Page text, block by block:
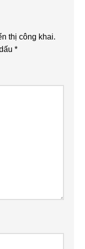
thị công khai.
*